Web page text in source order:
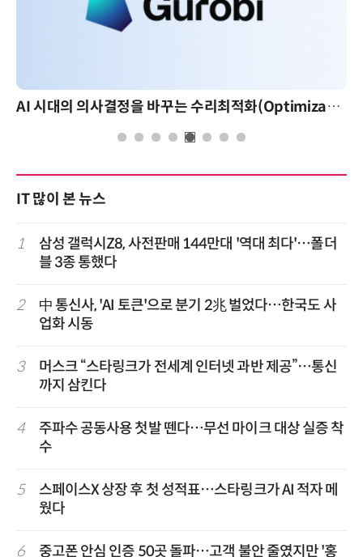
AI 시대의 의사결정을 바꾸는 수리최적화(Optimization): 실제 산업 적용 사례와 활용 전략
IT 많이 본 뉴스
1
삼성 갤럭시Z8, 사전판매 144만대 '역대 최다'…폴더
블 3종 통했다
2
中 통신사, 'AI 토큰'으로 분기 2兆 벌었다…한국도 사
업화 시동
3
머스크 “스타링크가 전세계 인터넷 과반 제공”…통신
까지 삼킨다
4
주파수 공동사용 첫발 뗀다…무선 마이크 대상 실증 착
수
5
스페이스X 상장 후 첫 성적표…스타링크가 AI 적자 메
웠다
6
중고폰 안심 인증 50곳 돌파…고객 불안 줄였지만 '홍